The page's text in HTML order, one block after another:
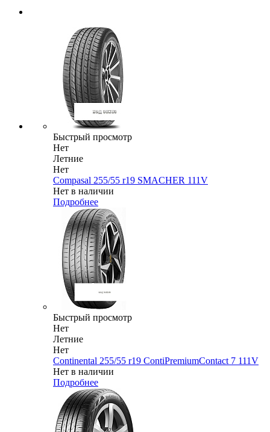
Быстрый просмотр
Нет
Летние
Нет
Compasal 255/55 r19 SMACHER 111V
Нет в наличии
Подробнее
Быстрый просмотр
Нет
Летние
Нет
Continental 255/55 r19 ContiPremiumContact 7 111V
Нет в наличии
Подробнее